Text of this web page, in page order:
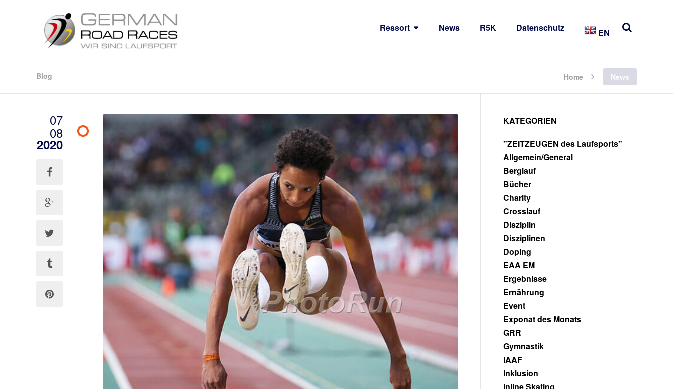
Ressort News R5K Datenschutz EN
Blog Home News
07
08
2020
KATEGORIEN
"ZEITZEUGEN des Laufsports"
Allgemein/General
Berglauf
Bücher
Charity
Crosslauf
Disziplin
Disziplinen
Doping
EAA EM
Ergebnisse
Ernährung
Event
Exponat des Monats
GRR
Gymnastik
IAAF
Inklusion